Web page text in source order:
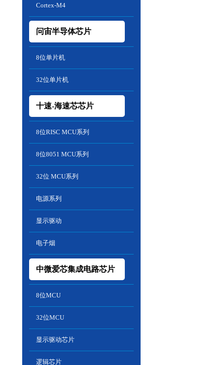
Cortex-M4
问宙半导体芯片
8位单片机
32位单片机
十速-海速芯芯片
8位RISC MCU系列
8位8051 MCU系列
32位 MCU系列
电源系列
显示驱动
电子烟
中微爱芯集成电路芯片
8位MCU
32位MCU
显示驱动芯片
逻辑芯片